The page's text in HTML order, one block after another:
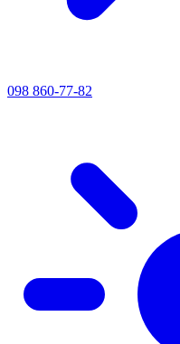
098 860-77-82